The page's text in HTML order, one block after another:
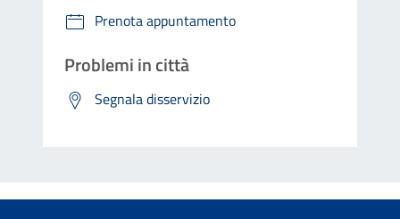
Prenota appuntamento
Problemi in città
Segnala disservizio